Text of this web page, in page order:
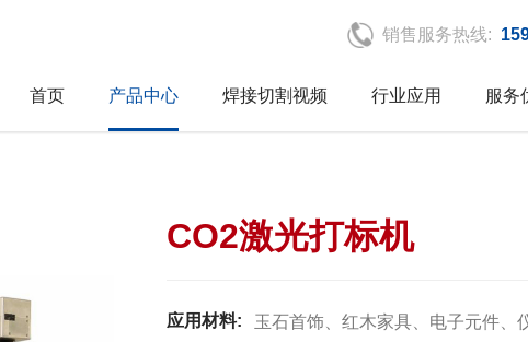
销售服务热线:
首页 产品中心 焊接切割视频 行业应用 服务
CO2激光打标机
应用材料:
玉石首饰、红木家具、电子元件、